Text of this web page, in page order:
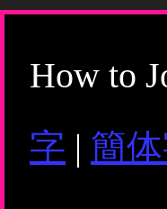
How to
字 | 簡